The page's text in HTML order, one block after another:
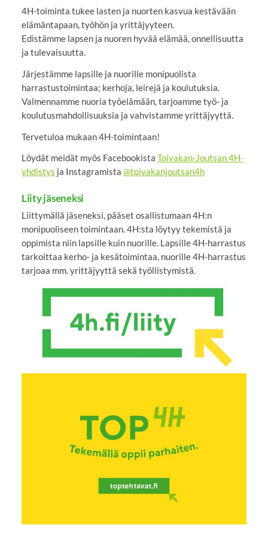
4H-toiminta tukee lasten ja nuorten kasvua kestävään
elämäntapaan, työhön ja yrittäjyyteen.
Edistämme lapsen ja nuoren hyvää elämää, onnellisuutta
ja tulevaisuutta.
Järjestämme lapsille ja nuorille monipuolista
harrastustoimintaa; kerhoja, leirejä ja koulutuksia.
Valmennamme nuoria työelämään, tarjoamme työ- ja
koulutusmahdollisuuksia ja vahvistamme yrittäjyyttä.
Tervetuloa mukaan 4H-toimintaan!
Löydät meidät myös Facebookista Toivakan-Joutsan 4H-
yhdistys ja Instagramista @toivakanjoutsan4h
Liity jäseneksi
Liittymällä jäseneksi, pääset osallistumaan 4H:n
monipuoliseen toimintaan. 4H:sta löytyy tekemistä ja
oppimista niin lapsille kuin nuorille. Lapsille 4H-harrastus
tarkoittaa kerho- ja kesätoimintaa, nuorille 4H-harrastus
tarjoaa mm. yrittäjyyttä sekä työllistymistä.